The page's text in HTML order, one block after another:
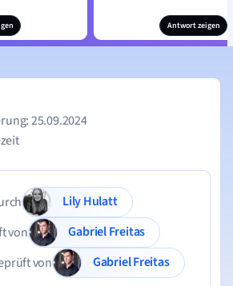
Antwort zeigen
25.09.2024
Lily Hulatt
von
Gabriel Freitas
von
Gabriel Freitas